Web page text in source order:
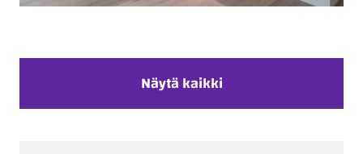
Näytä kaikki